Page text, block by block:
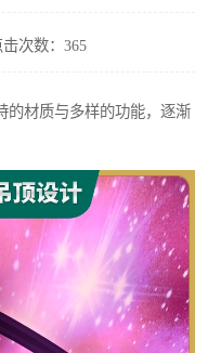
击次数：365
的材质与多样的功能，逐渐